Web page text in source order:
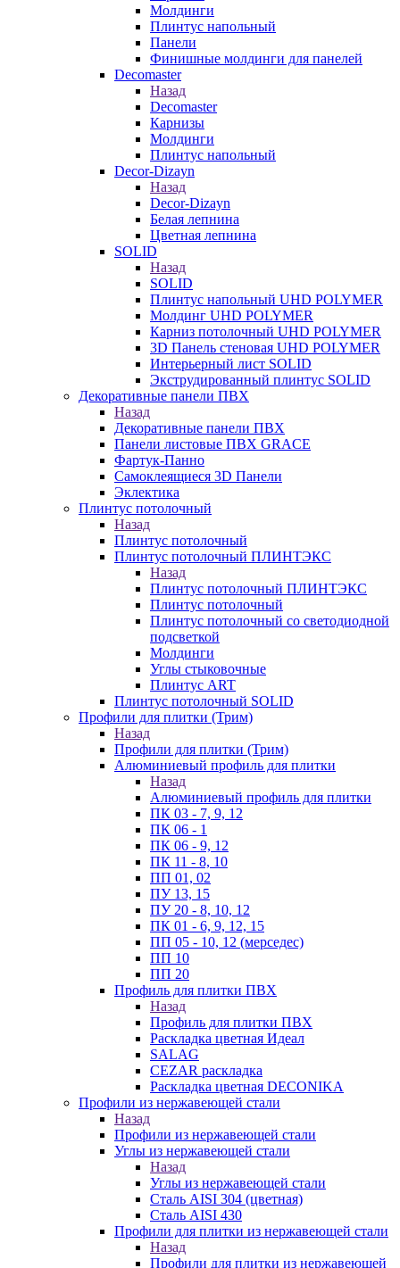
Молдинги
Плинтус напольный
Панели
Финишные молдинги для панелей
Decomaster
Назад
Decomaster
Карнизы
Молдинги
Плинтус напольный
Decor-Dizayn
Назад
Decor-Dizayn
Белая лепнина
Цветная лепнина
SOLID
Назад
SOLID
Плинтус напольный UHD POLYMER
Молдинг UHD POLYMER
Карниз потолочный UHD POLYMER
3D Панель стеновая UHD POLYMER
Интерьерный лист SOLID
Экструдированный плинтус SOLID
Декоративные панели ПВХ
Назад
Декоративные панели ПВХ
Панели листовые ПВХ GRACE
Фартук-Панно
Самоклеящиеся 3D Панели
Эклектика
Плинтус потолочный
Назад
Плинтус потолочный
Плинтус потолочный ПЛИНТЭКС
Назад
Плинтус потолочный ПЛИНТЭКС
Плинтус потолочный
Плинтус потолочный со светодиодной
подсветкой
Молдинги
Углы стыковочные
Плинтус ART
Плинтус потолочный SOLID
Профили для плитки (Трим)
Назад
Профили для плитки (Трим)
Алюминиевый профиль для плитки
Назад
Алюминиевый профиль для плитки
ПК 03 - 7, 9, 12
ПК 06 - 1
ПК 06 - 9, 12
ПК 11 - 8, 10
ПП 01, 02
ПУ 13, 15
ПУ 20 - 8, 10, 12
ПК 01 - 6, 9, 12, 15
ПП 05 - 10, 12 (мерседес)
ПП 10
ПП 20
Профиль для плитки ПВХ
Назад
Профиль для плитки ПВХ
Раскладка цветная Идеал
SALAG
CEZAR раскладка
Раскладка цветная DECONIKA
Профили из нержавеющей стали
Назад
Профили из нержавеющей стали
Углы из нержавеющей стали
Назад
Углы из нержавеющей стали
Сталь AISI 304 (цветная)
Сталь AISI 430
Профили для плитки из нержавеющей стали
Назад
Профили для плитки из нержавеющей